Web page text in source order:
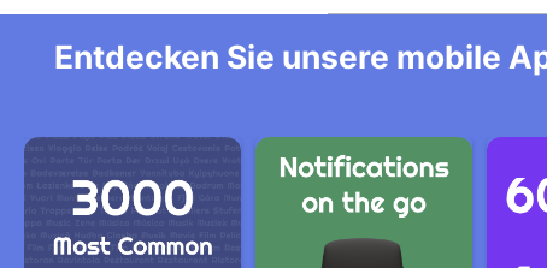
Entdecken Sie unsere mobile